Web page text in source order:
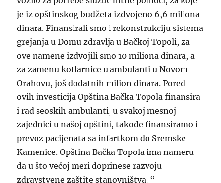
je iz opštinskog budžeta izdvojeno 6,6 miliona
dinara. Finansirali smo i rekonstrukciju sistema
grejanja u Domu zdravlja u Bačkoj Topoli, za
ove namene izdvojili smo 10 miliona dinara, a
za zamenu kotlarnice u ambulanti u Novom
Orahovu, još dodatnih milion dinara. Pored
ovih investicija Opština Bačka Topola finansira
i rad seoskih ambulanti, u svakoj mesnoj
zajednici u našoj opštini, takođe finansiramo i
prevoz pacijenata sa infartkom do Sremske
Kamenice. Opština Bačka Topola ima nameru
da u što većoj meri doprinese razvoju
zdravstvene zaštite stanovništva. “ –